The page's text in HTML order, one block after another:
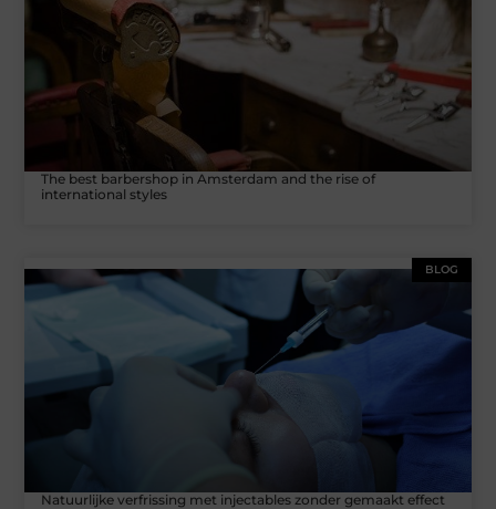
The best barbershop in Amsterdam and the rise of
international styles
BLOG
Natuurlijke verfrissing met injectables zonder gemaakt effect